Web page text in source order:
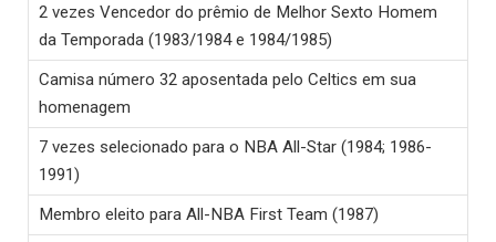
2 vezes Vencedor do prêmio de Melhor Sexto Homem
da Temporada (1983/1984 e 1984/1985)
Camisa número 32 aposentada pelo Celtics em sua
homenagem
7 vezes selecionado para o NBA All-Star (1984; 1986-
1991)
Membro eleito para All-NBA First Team (1987)